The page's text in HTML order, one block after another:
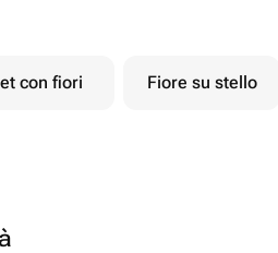
con fiori Fiore su stello